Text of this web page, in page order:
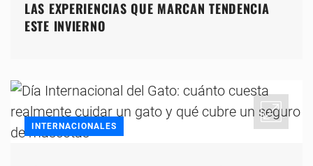
LAS EXPERIENCIAS QUE MARCAN TENDENCIA
ESTE INVIERNO
INTERNACIONALES